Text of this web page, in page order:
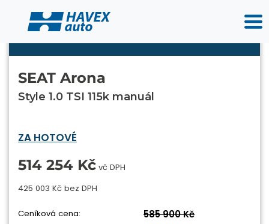
SEAT Arona
Style 1.0 TSI 115k manuál
ZA HOTOVÉ
514 254 Kč vč DPH
425 003 Kč bez DPH
Ceníková cena: 585 900 Kč